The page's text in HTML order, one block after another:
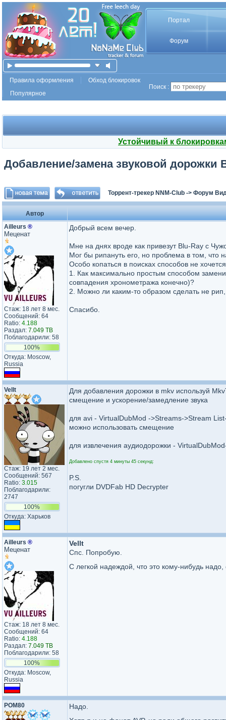
Портал
Форум
Правила оформления
Обход блокировок
Популярное
Поиск :
Устойчивый к
Добавление/замена звуковой дорожки
Торрент-трекер NNM-Club -> Форум
Автор
Ailleurs ®
Меценат
Стаж: 18 лет 8 мес.
Сообщений: 64
Ratio: 4.188
Раздал: 7.049 TB
Поблагодарили: 58
100%
Откуда: Moscow,
Russia
Добрый всем вечер.
Мне на днях вроде как привезут Blu-Ray с
Мог бы рипануть его, но проблема в том, что
Особо копаться в поисках способов не
1. Как максимально простым способом
совпадения хронометража конечно)?
2. Можно ли каким-то образом сделать не
Спасибо.
Vellt
Стаж: 19 лет 2 мес.
Сообщений: 567
Ratio: 3.015
Поблагодарили:
2747
100%
Откуда: Харьков
Для добавления дорожки в mkv используй
смещение и ускорение/замедление звука
для avi - VirtualDubMod ->Streams->Stream
можно использовать смещение
для извлечения аудиодорожки -
Добавлено спустя 4 минуты 45 секунд:
P.S.
погугли DVDFab HD Decrypter
Ailleurs ®
Меценат
Стаж: 18 лет 8 мес.
Сообщений: 64
Ratio: 4.188
Раздал: 7.049 TB
Поблагодарили: 58
100%
Откуда: Moscow,
Russia
Vellt
Спс. Попробую.
С легкой надеждой, что это кому-нибудь
POM80
Надо.